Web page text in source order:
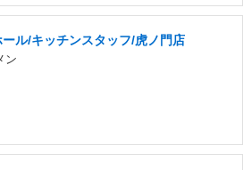
ル/キッチンスタッフ/虎ノ門店
ン